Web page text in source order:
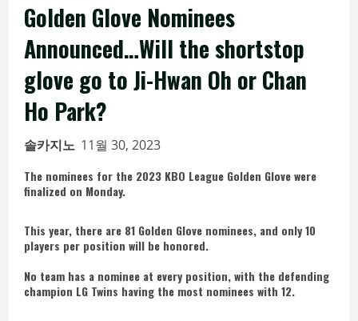
Golden Glove Nominees
Announced…Will the shortstop
glove go to Ji-Hwan Oh or Chan
Ho Park?
솔카지노 11월 30, 2023
The nominees for the 2023 KBO League Golden Glove were
finalized on Monday.
This year, there are 81 Golden Glove nominees, and only 10
players per position will be honored.
No team has a nominee at every position, with the defending
champion LG Twins having the most nominees with 12.